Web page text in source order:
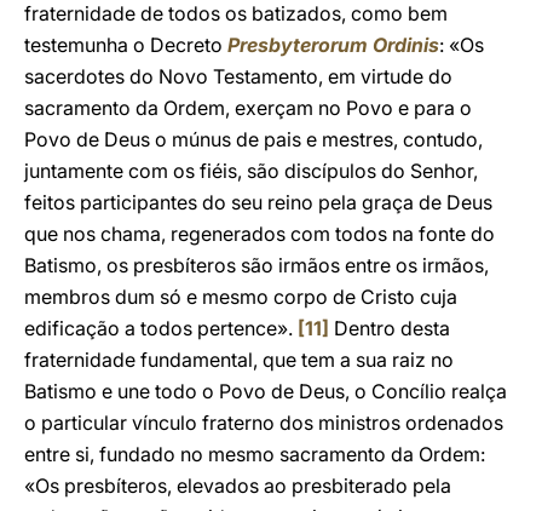
fraternidade de todos os batizados, como bem
testemunha o Decreto Presbyterorum Ordinis: «Os
sacerdotes do Novo Testamento, em virtude do
sacramento da Ordem, exerçam no Povo e para o
Povo de Deus o múnus de pais e mestres, contudo,
juntamente com os fiéis, são discípulos do Senhor,
feitos participantes do seu reino pela graça de Deus
que nos chama, regenerados com todos na fonte do
Batismo, os presbíteros são irmãos entre os irmãos,
membros dum só e mesmo corpo de Cristo cuja
edificação a todos pertence». [11] Dentro desta
fraternidade fundamental, que tem a sua raiz no
Batismo e une todo o Povo de Deus, o Concílio realça
o particular vínculo fraterno dos ministros ordenados
entre si, fundado no mesmo sacramento da Ordem:
«Os presbíteros, elevados ao presbiterado pela